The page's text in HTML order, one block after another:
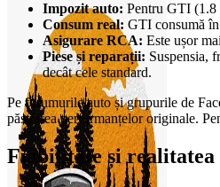
Impozit auto: Pentru GTI (1.8
Consum real: GTI consumă
Asigurare RCA: Este ușor
Piese și reparații: Suspensia,
decât cele standard.
Pe forumurile auto și grupurile de
păstrarea performanțelor originale.
Fiabilitate și